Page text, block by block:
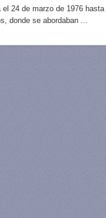
24 de marzo de 1976
donde se abordaban ...